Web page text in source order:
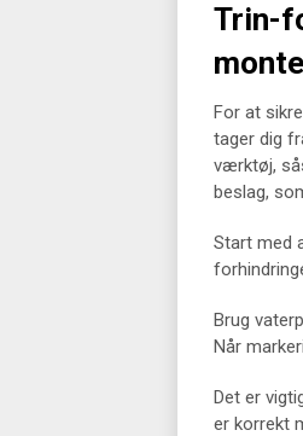
Trin-
For at
tager dig
værktøj,
beslag,
Start med
Brug
Når
Det er
er korrekt